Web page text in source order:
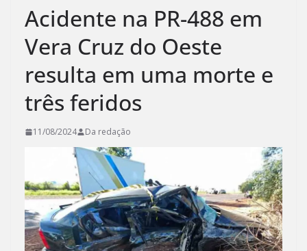
Acidente na PR-488 em
Vera Cruz do Oeste
resulta em uma morte e
três feridos
11/08/2024 Da redação